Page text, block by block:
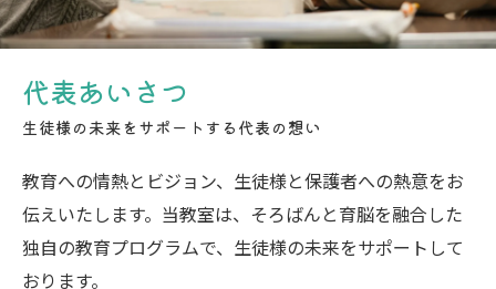
代表あいさつ
生徒様の未来をサポートする代表の想い
教育への情熱とビジョン、生徒様と保護者への熱意をお
伝えいたします。当教室は、そろばんと育脳を融合した
独自の教育プログラムで、生徒様の未来をサポートして
おります。